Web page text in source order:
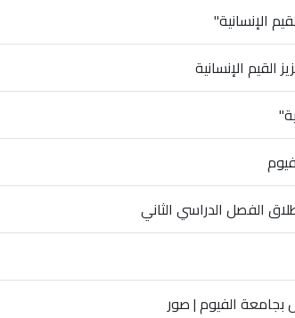
الإنسانية"
القيم الإنسانية
الفصل الدراسي الثاني
بجامعة الفيوم | صور